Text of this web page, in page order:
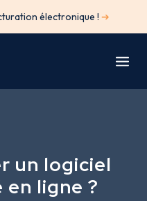
électronique ! ➔
un logiciel
ligne ?